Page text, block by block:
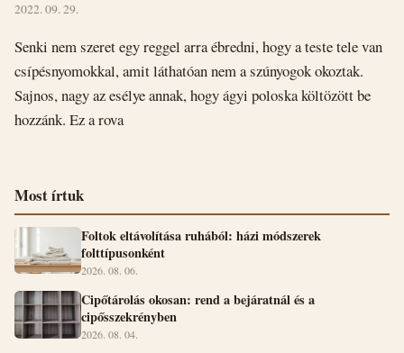
2022. 09. 29.
Senki nem szeret egy reggel arra ébredni, hogy a teste tele van
csípésnyomokkal, amit láthatóan nem a szúnyogok okoztak.
Sajnos, nagy az esélye annak, hogy ágyi poloska költözött be
hozzánk. Ez a rova
Most írtuk
Foltok eltávolítása ruhából: házi módszerek
folttípusonként
2026. 08. 06.
Cipőtárolás okosan: rend a bejáratnál és a
cipősszekrényben
2026. 08. 04.